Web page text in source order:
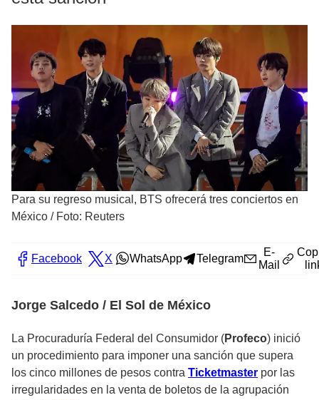
Para su regreso musical, BTS ofrecerá tres conciertos en
México / Foto: Reuters
Facebook X WhatsApp Telegram
E-
Mail
Jorge Salcedo / El Sol de México
La Procuraduría Federal del Consumidor (Profeco) inició
un procedimiento para imponer una sanción que supera
los cinco millones de pesos contra Ticketmaster por las
irregularidades en la venta de boletos de la agrupación